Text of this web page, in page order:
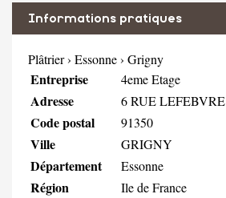
Informations pratiques
Plâtrier› Essonne› Grigny
Entreprise 4eme Etage
Adresse 6 RUE LEFEBVRE
Code postal 91350
Ville GRIGNY
Département Essonne
Région Ile de France